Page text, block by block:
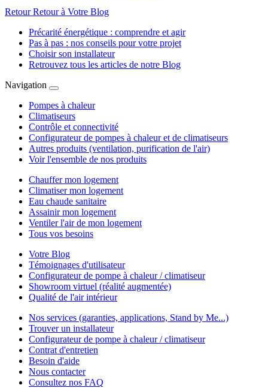
Retour Retour à Votre Blog
Précarité énergétique : comprendre et agir
Pas à pas : nos conseils pour votre projet
Choisir son installateur
Retrouvez tous les articles de notre Blog
Navigation
Pompes à chaleur
Climatiseurs
Contrôle et connectivité
Configurateur de pompes à chaleur et de climatiseurs
Autres produits (ventilation, purification de l'air)
Voir l'ensemble de nos produits
Chauffer mon logement
Climatiser mon logement
Eau chaude sanitaire
Assainir mon logement
Ventiler l'air de mon logement
Tous vos besoins
Votre Blog
Témoignages d'utilisateur
Configurateur de pompe à chaleur / climatiseur
Showroom virtuel (réalité augmentée)
Qualité de l'air intérieur
Nos services (garanties, applications, Stand by Me...)
Trouver un installateur
Configurateur de pompe à chaleur / climatiseur
Contrat d'entretien
Besoin d'aide
Nous contacter
Consultez nos FAQ